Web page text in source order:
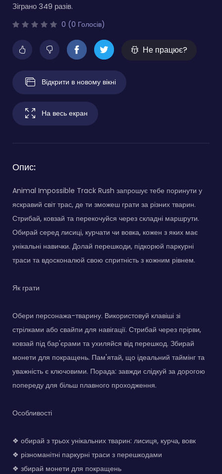
Зіграно 349 разів.
0 (0 Голосів)
Не працює?
Відкрити в новому вікні
На весь екран
Опис:
Animal Impossible Track Rush запрошує тебе поринути у
яскравий світ трас, де ти зможеш грати за різних тварин.
Стрибай, ковзай та перекочуйся через складні маршрути.
Обирай серед лисиці, курчати чи вовка, кожен з яких має
унікальні навички. Долай перешкоди, підкорюй паркурні
траси та вдосконалюй свою спритність з кожним рівнем.
Як грати
Обери персонажа-тварину. Використовуй клавіші зі
стрілками або свайпи для навігації. Стрибай через прірви,
ковзай під бар'єрами та ухиляйся від перешкод. Збирай
монети для покращень. Пам'ятай, що ідеальний таймінг та
уважність є ключовими. Порада: завжди слідкуй за дорогою
попереду для більш плавного проходження.
Особливості
❖ обирай з трьох унікальних тварин: лисиця, курча, вовк
❖ різноманітні паркурні траси з перешкодами
❖ збирай монети для покращень